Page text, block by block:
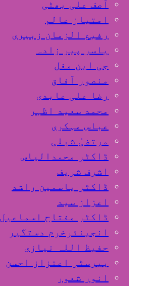
آصف علی بھٹی
امتیاز عالم
رفیع الزمان زبیری
یاسر پیر زادہ
جی این مغل
منصور آفاق
رضا علی عابدی
محمد سعید اظہر
عباس مہکری
مرتضیٰ شبلی
ڈاکٹر محمدالیاس
اشرف شریف
ڈاکٹر یاسمین راشد
اعزاز سید
ڈاکٹر مفتاح اسماعیل
انجینئرخرم دستگیر
حفیظ اللہ نیازی
بیرسٹر اعتزاز احسن
انور شعور